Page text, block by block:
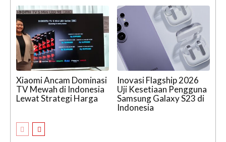
Xiaomi Ancam Dominasi
TV Mewah di Indonesia
Lewat Strategi Harga
Inovasi Flagship 2026
Uji Kesetiaan Pengguna
Samsung Galaxy S23 di
Indonesia